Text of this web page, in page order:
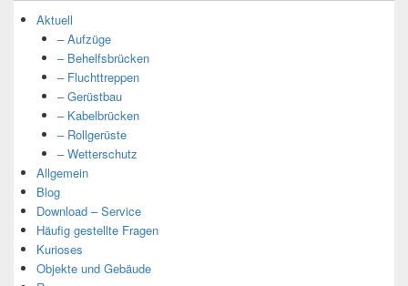
Aktuell
– Aufzüge
– Behelfsbrücken
– Fluchttreppen
– Gerüstbau
– Kabelbrücken
– Rollgerüste
– Wetterschutz
Allgemein
Blog
Download – Service
Häufig gestellte Fragen
Kurioses
Objekte und Gebäude